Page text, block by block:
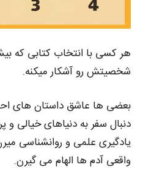
هر کسی با انتخاب کتابی که
شخصیتش رو آشکار میکنه.
بعضی‌ ها عاشق داستان‌ های
دنبال سفر به دنیاهای خیالی
یادگیری علمی و روانشناسی
واقعی آدم‌ ها الهام می‌ گیرن.